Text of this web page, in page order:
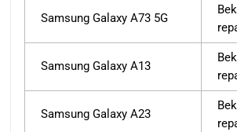
Samsung Galaxy A73 5G
Samsung Galaxy A13
Samsung Galaxy A23